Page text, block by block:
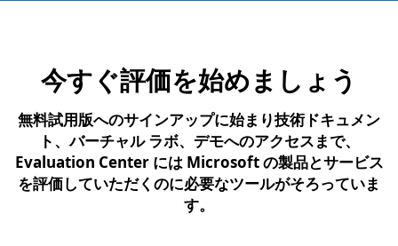
今すぐ評価を始めましょう
無料試用版へのサインアップに始まり技術ドキュメン
ト、バーチャル ラボ、デモへのアクセスまで、
Evaluation Center には Microsoft の製品とサービス
を評価していただくのに必要なツールがそろっていま
す。